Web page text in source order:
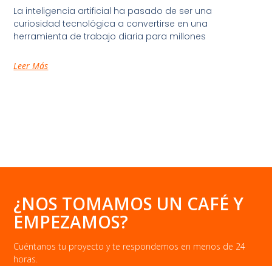
La inteligencia artificial ha pasado de ser una
curiosidad tecnológica a convertirse en una
herramienta de trabajo diaria para millones
Leer Más
¿NOS TOMAMOS UN CAFÉ Y
EMPEZAMOS?
Cuéntanos tu proyecto y te respondemos en menos de 24
horas.